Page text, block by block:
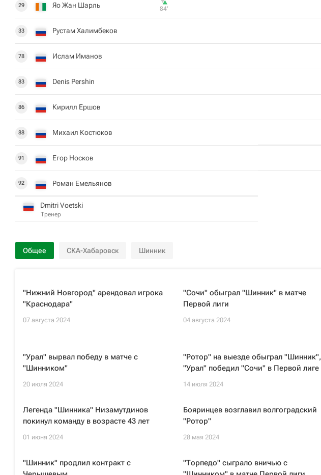
29 Яо Жан Шарль 84‎’‎
33 Рустам Халимбеков
78 Ислам Иманов
83 Denis Pershin
86 Кирилл Ершов
88 Михаил Костюков
91 Егор Носков
92 Роман Емельянов
Dmitri Voetski
Тренер
Общее СКА-Хабаровск Шинник
"Нижний Новгород" арендовал игрока
"Краснодара"
07 августа 2024
"Сочи" обыграл "Шинник" в матче
Первой лиги
04 августа 2024
"Урал" вырвал победу в матче с
"Шинником"
20 июля 2024
"Ротор" на выезде обыграл "Шинник",
"Урал" победил "Сочи" в Первой лиге
14 июля 2024
Легенда "Шинника" Низамутдинов
покинул команду в возрасте 43 лет
01 июня 2024
Бояринцев возглавил волгоградский
"Ротор"
28 мая 2024
"Шинник" продлил контракт с
"Торпедо" сыграло вничью с